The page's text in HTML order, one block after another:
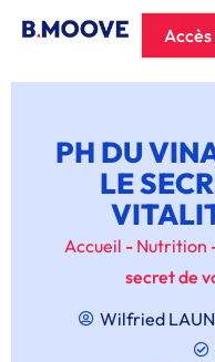
PH DU
LE
Accueil - Nutrition
secret de
Wilfried